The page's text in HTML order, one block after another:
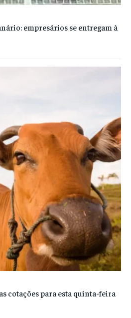
empresários se entregam à
cotações para esta quinta-feira